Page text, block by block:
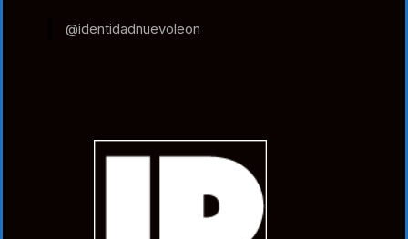
@identidadnuevoleon